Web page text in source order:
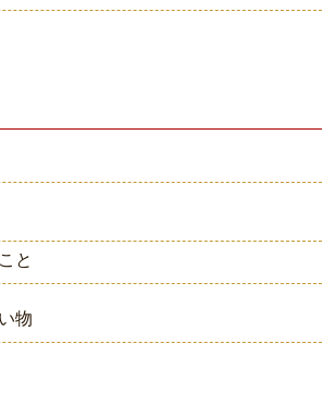
と
物